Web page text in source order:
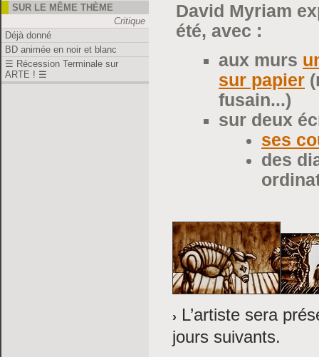
SUR LE MÊME THÈME
Critique
Déjà donné
BD animée en noir et blanc
☰ Récession Terminale sur
ARTE ! ☰
David Myriam
été, avec :
aux murs
sur papier
fusain...)
sur deux
ses
des
L’artiste sera
jours suivants.